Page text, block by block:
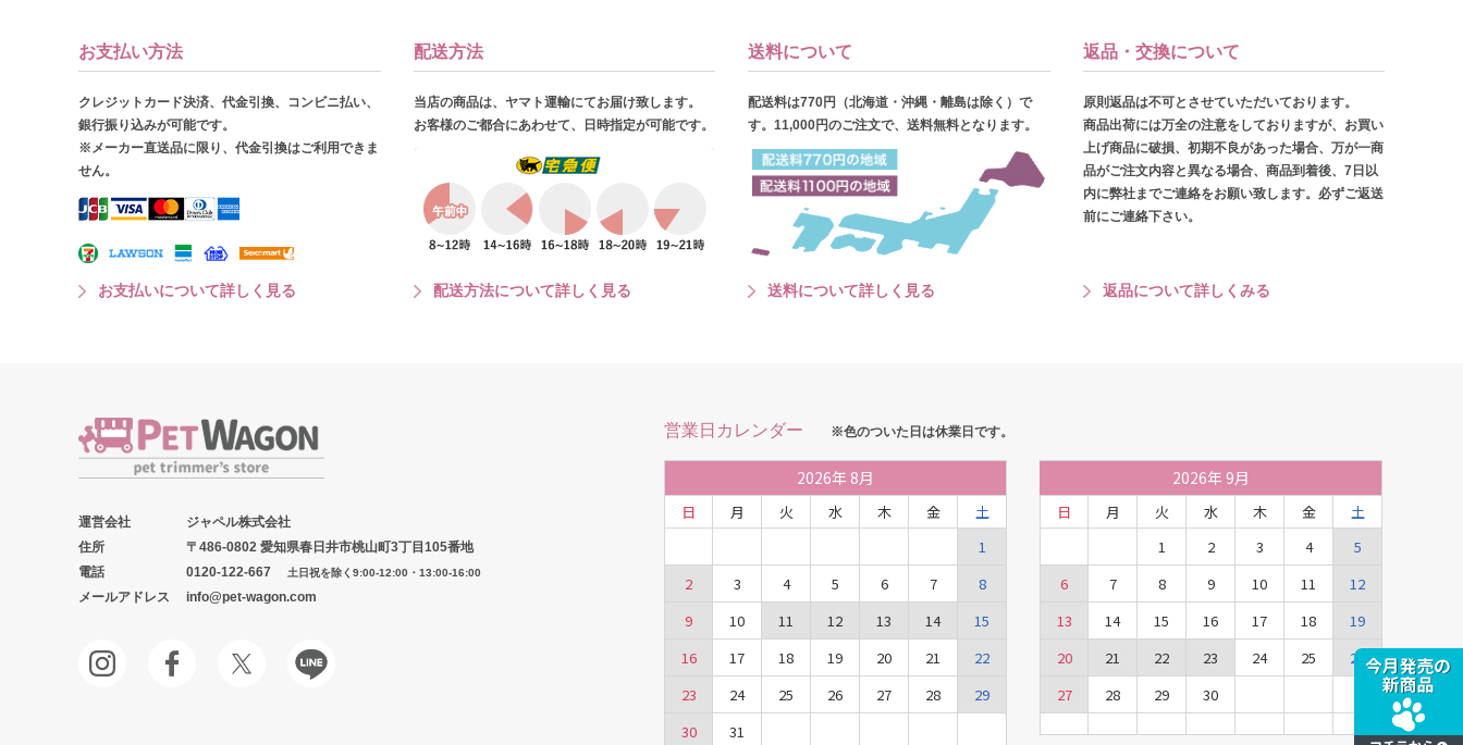
お支払い方法
クレジットカード決済、代金引換、コンビニ払い、
銀行振り込みが可能です。
※メーカー直送品に限り、代金引換はご利用できま
せん。
お支払いについて詳しく見る
配送方法
当店の商品は、ヤマト運輸にてお届け致します。
お客様のご都合にあわせて、日時指定が可能です。
配送方法について詳しく見る
送料について
配送料は770円（北海道・沖縄・離島は除く）で
す。11,000円のご注文で、送料無料となります。
送料について詳しく見る
返品・交換について
原則返品は不可とさせていただいております。
商品出荷には万全の注意をしておりますが、お買い
上げ商品に破損、初期不良があった場合、万が一商
品がご注文内容と異なる場合、商品到着後、7日以
内に弊社までご連絡をお願い致します。必ずご返送
前にご連絡下さい。
返品について詳しくみる
運営会社
ジャペル株式会社
住所
〒486-0802 愛知県春日井市桃山町3丁目105番地
電話
0120-122-667 土日祝を除く9:00-12:00・13:00-16:00
メールアドレス info@pet-wagon.com
営業日カレンダー ※色のついた日は休業日です。
2026年 8月
日 月 火 水 木 金
土
1
2
3 4 5 6 7
8
9
10 11 12 13 14
15
16
17 18 19 20 21
22
23
24 25 26 27 28
29
30
31
2026年 9月
日 月 火 水 木 金
土
1
2 3 4
5
6
7 8 9 10 11
12
13
14 15 16 17 18
19
20
21 22 23 24 25
26
27
28 29 30